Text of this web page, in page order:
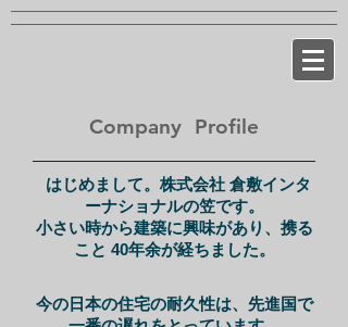
Company Profile
はじめまして。株式会社 倉敷インタ
ーナショナルの笠です。
小さい時から建築に興味があり、携る
こと 40年余が経ちました。
今の日本の住宅の耐久性は、 先進国で